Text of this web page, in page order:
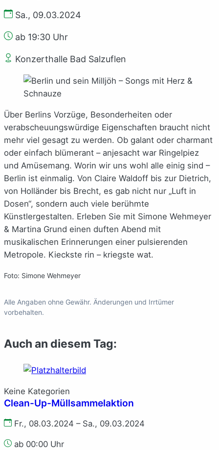
Sa., 09.03.2024
ab 19:30 Uhr
Konzerthalle Bad Salzuflen
Über Berlins Vorzüge, Besonderheiten oder
verabscheuungswürdige Eigenschaften braucht nicht
mehr viel gesagt zu werden. Ob galant oder charmant
oder einfach blümerant – anjesacht war Ringelpiez
und Amüsemang. Worin wir uns wohl alle einig sind –
Berlin ist einmalig. Von Claire Waldoff bis zur Dietrich,
von Holländer bis Brecht, es gab nicht nur „Luft in
Dosen“, sondern auch viele berühmte
Künstlergestalten. Erleben Sie mit Simone Wehmeyer
& Martina Grund einen duften Abend mit
musikalischen Erinnerungen einer pulsierenden
Metropole. Kieckste rin – kriegste wat.
Foto: Simone Wehmeyer
Alle Angaben ohne Gewähr. Änderungen und Irrtümer
vorbehalten.
Auch an diesem Tag:
Keine Kategorien
Clean-Up-Müllsammelaktion
Fr., 08.03.2024 – Sa., 09.03.2024
ab 00:00 Uhr